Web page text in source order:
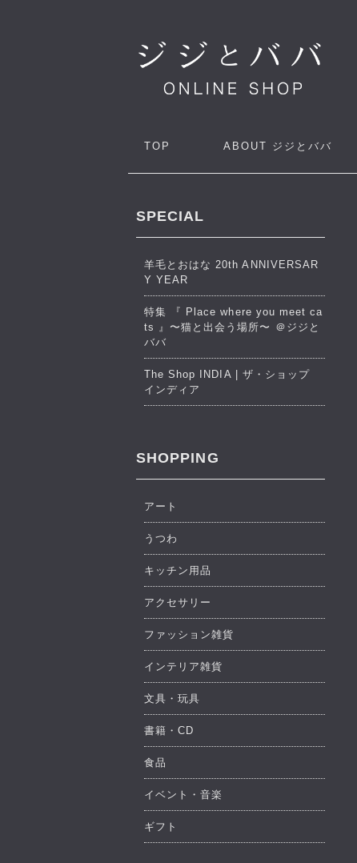
TOP ABOUT ジジとババ
SPECIAL
羊毛とおはな 20th ANNIVERSAR
Y YEAR
特集 『 Place where you meet ca
ts 』〜猫と出会う場所〜 ＠ジジと
ババ
The Shop INDIA | ザ・ショップ
インディア
SHOPPING
アート
うつわ
キッチン用品
アクセサリー
ファッション雑貨
インテリア雑貨
文具・玩具
書籍・CD
食品
イベント・音楽
ギフト